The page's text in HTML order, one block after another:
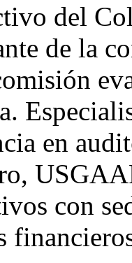
del
de la
en
con